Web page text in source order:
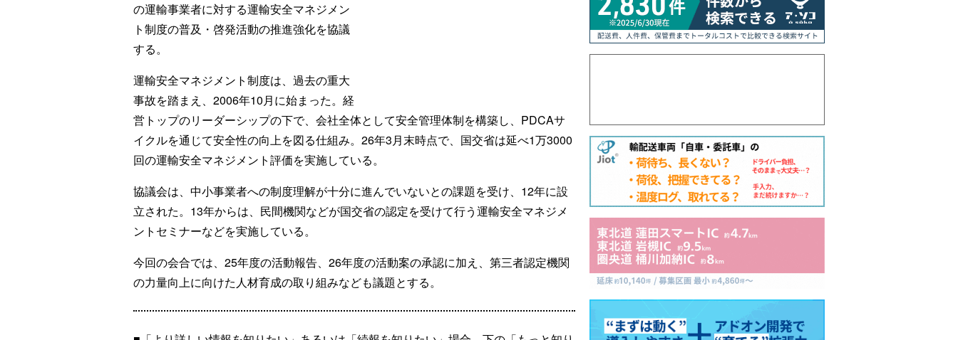
の運輸事業者に対する運輸安全マネジメン
ト制度の普及・啓発活動の推進強化を協議
する。
運輸安全マネジメント制度は、過去の重大
事故を踏まえ、2006年10月に始まった。経
営トップのリーダーシップの下で、会社全体として安全管理体制を構築し、PDCAサ
イクルを通じて安全性の向上を図る仕組み。26年3月末時点で、国交省は延べ1万3000
回の運輸安全マネジメント評価を実施している。
協議会は、中小事業者への制度理解が十分に進んでいないとの課題を受け、12年に設
立された。13年からは、民間機関などが国交省の認定を受けて行う運輸安全マネジメ
ントセミナーなどを実施している。
今回の会合では、25年度の活動報告、26年度の活動案の承認に加え、第三者認定機関
の力量向上に向けた人材育成の取り組みなども議題とする。